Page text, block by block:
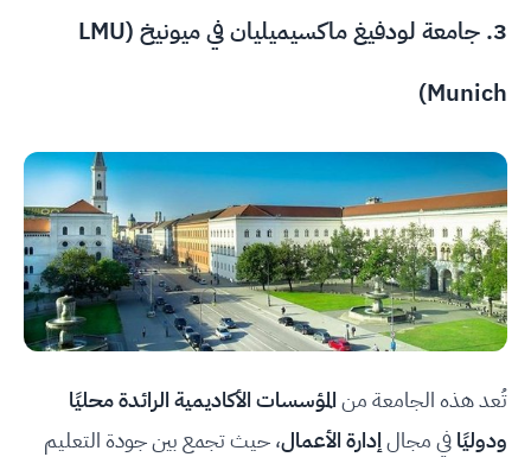
3.
جامعة لودفيغ ماكسيميليان في ميونيخ (LMU
Munich)
تُعد هذه الجامعة منالمؤسسات الأكاديمية الرائدة محليًا
ودوليًافي مجالإدارة الأعمال، حيث تجمع بين جودة التعليم